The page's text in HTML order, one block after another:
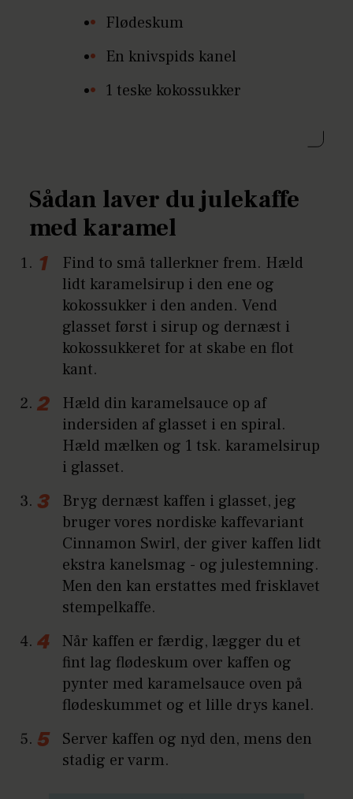
Flødeskum
En knivspids kanel
1 teske kokossukker
Sådan laver du julekaffe
med karamel
Find to små tallerkner frem. Hæld
lidt karamelsirup i den ene og
kokossukker i den anden. Vend
glasset først i sirup og dernæst i
kokossukkeret for at skabe en flot
kant.
Hæld din karamelsauce op af
indersiden af glasset i en spiral.
Hæld mælken og 1 tsk. karamelsirup
i glasset.
Bryg dernæst kaffen i glasset, jeg
bruger vores nordiske kaffevariant
Cinnamon Swirl, der giver kaffen lidt
ekstra kanelsmag - og julestemning.
Men den kan erstattes med frisklavet
stempelkaffe.
Når kaffen er færdig, lægger du et
fint lag flødeskum over kaffen og
pynter med karamelsauce oven på
flødeskummet og et lille drys kanel.
Server kaffen og nyd den, mens den
stadig er varm.